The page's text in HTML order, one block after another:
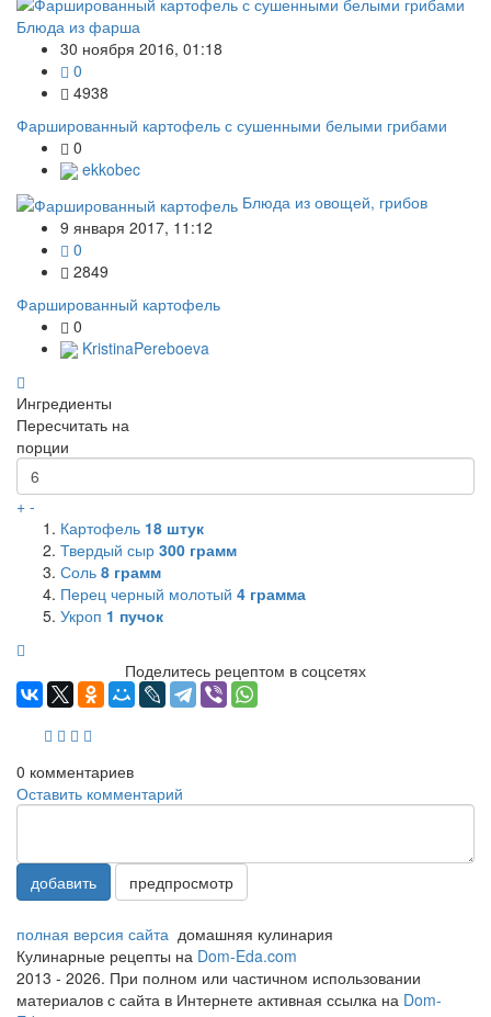
Блюда из фарша
30 ноября 2016, 01:18
0
4938
Фаршированный картофель с сушенными белыми грибами
0
ekkobec
Блюда из овощей, грибов
9 января 2017, 11:12
0
2849
Фаршированный картофель
0
KristinaPereboeva
Ингредиенты
Пересчитать на
порции
+ -
Картофель 18 штук
Твердый сыр 300 грамм
Соль 8 грамм
Перец черный молотый 4 грамма
Укроп 1 пучок
Поделитесь рецептом в соцсетях
0 комментариев
Оставить комментарий
добавить предпросмотр
полная версия сайта домашняя кулинария
Кулинарные рецепты на Dom-Eda.com
2013 - 2026. При полном или частичном использовании
материалов с сайта в Интернете активная ссылка на Dom-